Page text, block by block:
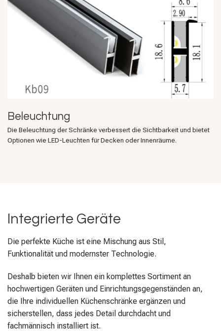
Beleuchtung
Die Beleuchtung der Schränke verbessert die Sichtbarkeit und bietet
Optionen wie LED-Leuchten für Decken oder Innenräume.
Integrierte Geräte
Die perfekte Küche ist eine Mischung aus Stil,
Funktionalität und modernster Technologie.
Deshalb bieten wir Ihnen ein komplettes Sortiment an
hochwertigen Geräten und Einrichtungsgegenständen an,
die Ihre individuellen Küchenschränke ergänzen und
sicherstellen, dass jedes Detail durchdacht und
fachmännisch installiert ist.